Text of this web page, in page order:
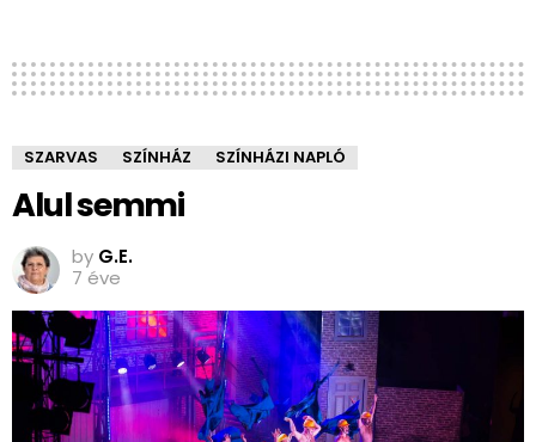
SZARVAS SZÍNHÁZ SZÍNHÁZI NAPLÓ
Alul semmi
by G.E.
7 éve